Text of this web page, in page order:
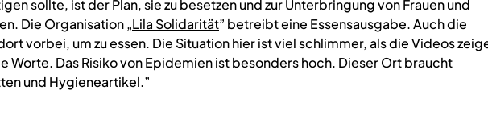
sollte, ist der Plan, sie zu besetzen und zur Unterbringung von Frauen und
Die Organisation„Lila Solidarität” betreibt eine Essensausgabe. Auch die
vorbei, um zu essen. Die Situation hier ist viel schlimmer, als die Videos
Worte. Das Risiko von Epidemien ist besonders hoch. Dieser Ort braucht
und Hygieneartikel.”